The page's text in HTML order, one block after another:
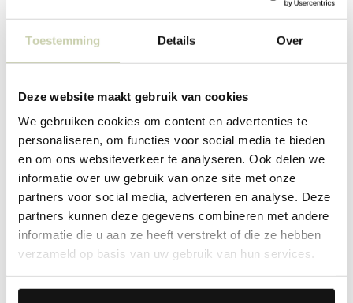
Toestemming Details Over
Deze website maakt gebruik van cookies
We gebruiken cookies om content en advertenties te
personaliseren, om functies voor social media te bieden
en om ons websiteverkeer te analyseren. Ook delen we
informatie over uw gebruik van onze site met onze
partners voor social media, adverteren en analyse. Deze
partners kunnen deze gegevens combineren met andere
informatie die u aan ze heeft verstrekt of die ze hebben
verzameld op basis van uw gebruik van hun services.